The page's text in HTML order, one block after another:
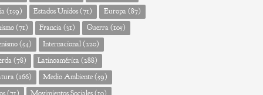
(159) Estados Unidos(71) Europa(87)
(71) Francia(31) Guerra(105)
(54) Internacional(220)
(78) Latinoamérica(288)
(166) Medio Ambiente(59)